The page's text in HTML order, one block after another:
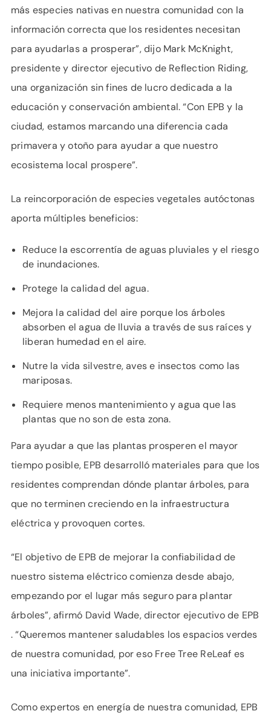
más especies nativas en nuestra comunidad con la
información correcta que los residentes necesitan
para ayudarlas a prosperar”, dijo Mark McKnight,
presidente y director ejecutivo de Reflection Riding,
una organización sin fines de lucro dedicada a la
educación y conservación ambiental. “Con EPB y la
ciudad, estamos marcando una diferencia cada
primavera y otoño para ayudar a que nuestro
ecosistema local prospere”.
La reincorporación de especies vegetales autóctonas
aporta múltiples beneficios:
Reduce la escorrentía de aguas pluviales y el riesgo
de inundaciones.
Protege la calidad del agua.
Mejora la calidad del aire porque los árboles
absorben el agua de lluvia a través de sus raíces y
liberan humedad en el aire.
Nutre la vida silvestre, aves e insectos como las
mariposas.
Requiere menos mantenimiento y agua que las
plantas que no son de esta zona.
Para ayudar a que las plantas prosperen el mayor
tiempo posible, EPB desarrolló materiales para que los
residentes comprendan dónde plantar árboles, para
que no terminen creciendo en la infraestructura
eléctrica y provoquen cortes.
“El objetivo de EPB de mejorar la confiabilidad de
nuestro sistema eléctrico comienza desde abajo,
empezando por el lugar más seguro para plantar
árboles”, afirmó David Wade, director ejecutivo de EPB
. “Queremos mantener saludables los espacios verdes
de nuestra comunidad, por eso Free Tree ReLeaf es
una iniciativa importante”.
Como expertos en energía de nuestra comunidad, EPB